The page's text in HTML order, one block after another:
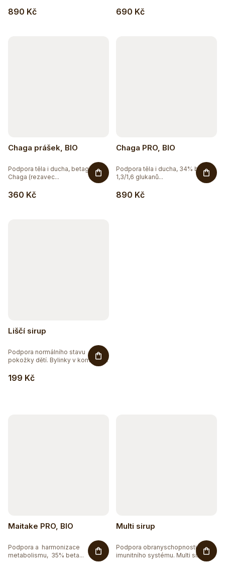
890 Kč 690 Kč
Chaga prášek, BIO
360 Kč
Podpora těla i ducha, betaglukany
Chaga (rezavec...
Chaga PRO, BIO
890 Kč
Podpora těla i ducha, 34% beta
1,3/1,6 glukanů...
Liščí sirup
199 Kč
Podpora normálního stavu
pokožky dětí. Bylinky v kombinaci
Sleva až 20 %
Maitake PRO, BIO
Podpora a harmonizace
metabolismu, 35% beta...
Multi sirup
Podpora obranyschopnosti a
imunitního systému. Multi sirup